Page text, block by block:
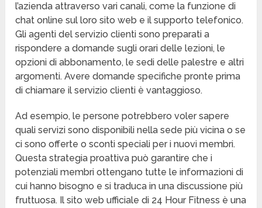
l’azienda attraverso vari canali, come la funzione di
chat online sul loro sito web e il supporto telefonico.
Gli agenti del servizio clienti sono preparati a
rispondere a domande sugli orari delle lezioni, le
opzioni di abbonamento, le sedi delle palestre e altri
argomenti. Avere domande specifiche pronte prima
di chiamare il servizio clienti è vantaggioso.
Ad esempio, le persone potrebbero voler sapere
quali servizi sono disponibili nella sede più vicina o se
ci sono offerte o sconti speciali per i nuovi membri.
Questa strategia proattiva può garantire che i
potenziali membri ottengano tutte le informazioni di
cui hanno bisogno e si traduca in una discussione più
fruttuosa. Il sito web ufficiale di 24 Hour Fitness è una